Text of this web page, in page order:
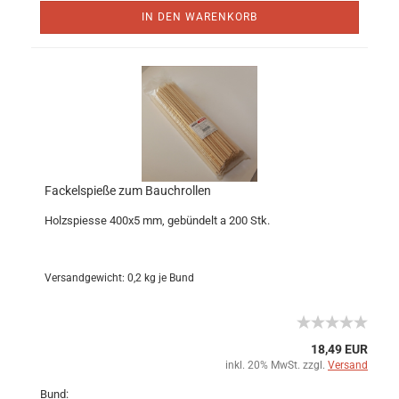
IN DEN WARENKORB
Fackelspieße zum Bauchrollen
Holzspiesse 400x5 mm, gebündelt a 200 Stk.
Versandgewicht: 0,2 kg je Bund
18,49 EUR
inkl. 20% MwSt. zzgl. Versand
Bund: